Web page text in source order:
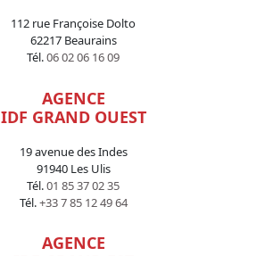
112 rue Françoise Dolto
62217 Beaurains
Tél.06 02 06 16 09
AGENCE
IDF GRAND OUEST
19 avenue des Indes
91940 Les Ulis
Tél.01 85 37 02 35
Tél.+33 7 85 12 49 64
AGENCE